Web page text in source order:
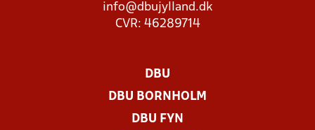
info@dbujylland.dk
CVR: 46289714
DBU
DBU BORNHOLM
DBU FYN